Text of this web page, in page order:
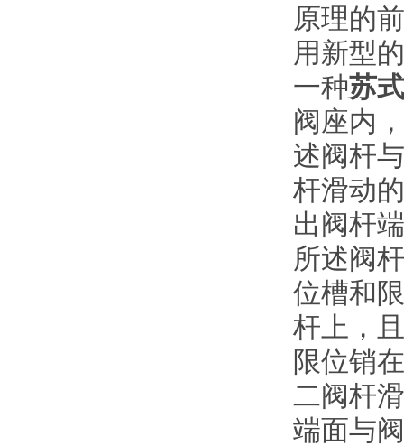
原理的
用新型
一种苏
阀座内
述阀杆
杆滑动
出阀杆
所述阀
位槽和
杆上，
限位销
二阀杆
端面与